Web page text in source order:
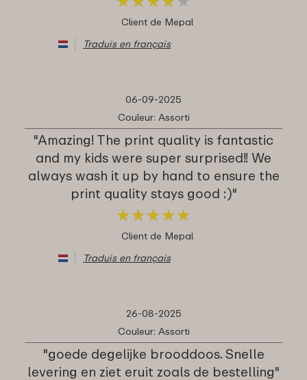
Client de Mepal
Traduis en français
06-09-2025
Couleur: Assorti
"Amazing! The print quality is fantastic
and my kids were super surprised!! We
always wash it up by hand to ensure the
print quality stays good :)"
★★★★★
★★★★★
Client de Mepal
Traduis en français
26-08-2025
Couleur: Assorti
"goede degelijke brooddoos. Snelle
levering en ziet eruit zoals de bestelling"